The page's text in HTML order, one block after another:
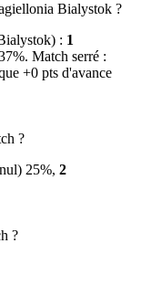
Bialystok ?
: 1
Match serré :
+0 pts d'avance
?
25%, 2
?